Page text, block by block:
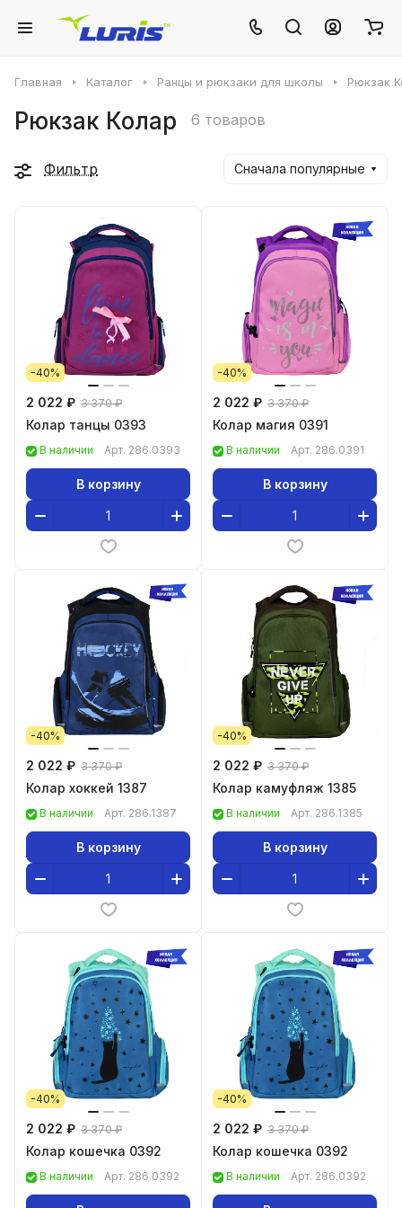
Главная Каталог Ранцы и рюкзаки для школы Рюкзак
Рюкзак Колар 6 товаров
Фильтр Сначала популярные
-40%
2 022 ₽ 3 370 ₽
Колар танцы 0393
В наличии Арт. 286.0393
В корзину
-40%
2 022 ₽ 3 370 ₽
Колар магия 0391
В наличии Арт. 286.0391
В корзину
-40%
2 022 ₽ 3 370 ₽
Колар хоккей 1387
В наличии Арт. 286.1387
В корзину
-40%
2 022 ₽ 3 370 ₽
Колар камуфляж 1385
В наличии Арт. 286.1385
В корзину
-40%
2 022 ₽ 3 370 ₽
Колар кошечка 0392
В наличии Арт. 286.0392
-40%
2 022 ₽ 3 370 ₽
Колар кошечка 0392
В наличии Арт. 286.0392